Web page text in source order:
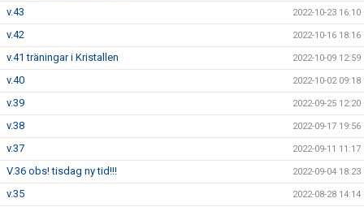
v.43 2022-10-23 16:10
v.42 2022-10-16 18:16
v.41 träningar i Kristallen 2022-10-09 12:59
v.40 2022-10-02 09:18
v.39 2022-09-25 12:20
v.38 2022-09-17 19:56
v.37 2022-09-11 11:17
V.36 obs! tisdag ny tid!!! 2022-09-04 18:23
v.35 2022-08-28 14:14